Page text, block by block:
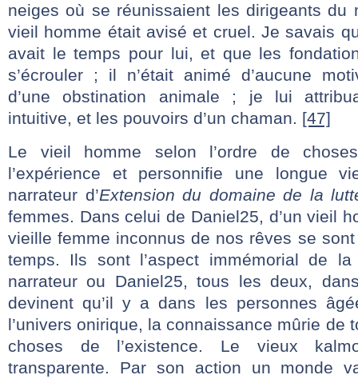
neiges où se réunissaient les dirigeants du
vieil homme était avisé et cruel. Je savais
avait le temps pour lui, et que les
s’écrouler ; il n’était animé d’aucune
d’une obstination animale ; je lui
intuitive, et les pouvoirs d’un chaman. [47]
Le vieil homme selon l’ordre de
l’expérience et personnifie une longue
narrateur d’Extension du domaine de la
femmes. Dans celui de Daniel25, d’un vieil
vieille femme inconnus de nos rêves se
temps. Ils sont l’aspect immémorial de
narrateur ou Daniel25, tous les deux,
devinent qu’il y a dans les personnes
l’univers onirique, la connaissance mûrie de
choses de l’existence. Le vieux
transparente. Par son action un monde